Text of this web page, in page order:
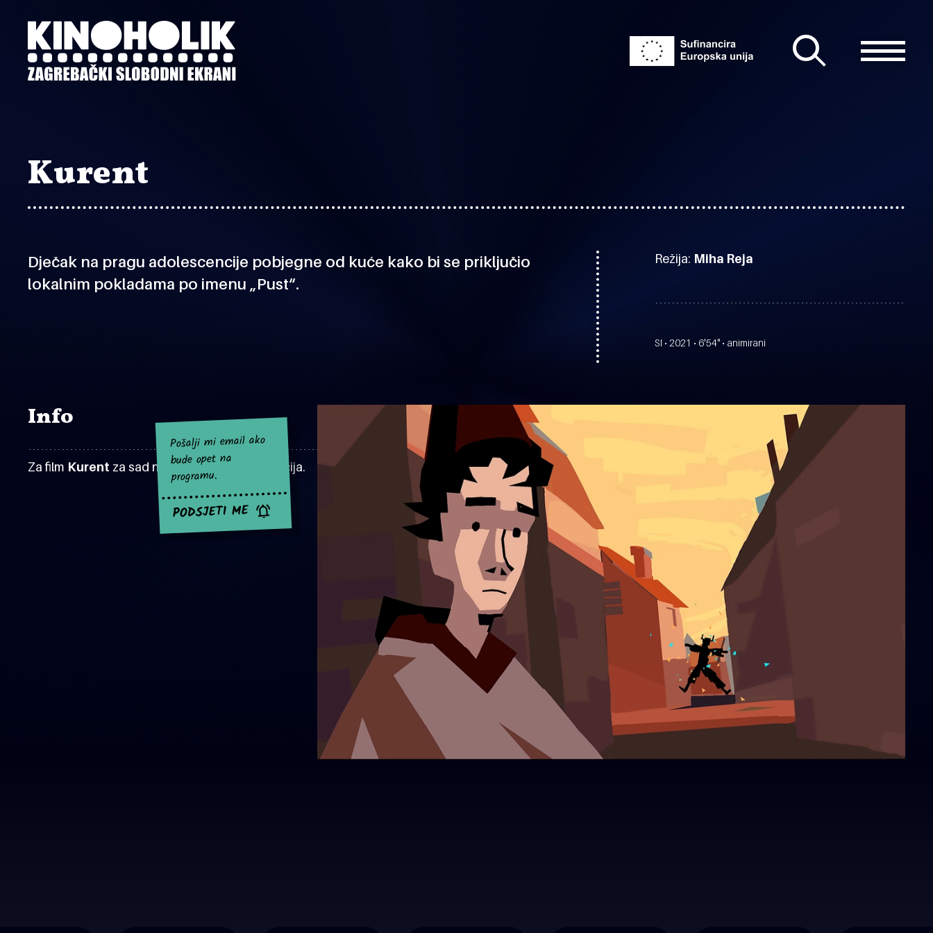
sadržaj
Kurent
Dječak na pragu adolescencije pobjegne od kuće kako bi se priključio
lokalnim pokladama po imenu „Pust“.
Režija: Miha Reja
SI • 2021 • 6'54" • animirani
Info
Za film Kurent za sad nema najavljenih projekcija.
Pošalji mi email ako
bude opet na
programu.
PODSJETI ME